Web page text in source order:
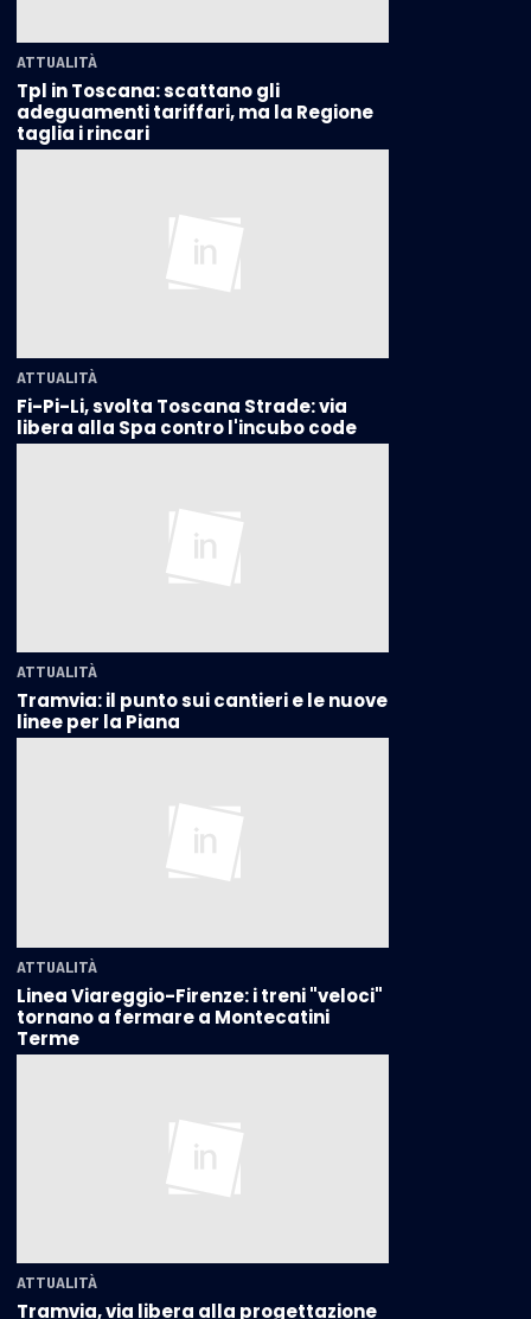
ATTUALITÀ
Tpl in Toscana: scattano gli
adeguamenti tariffari, ma la Regione
taglia i rincari
ATTUALITÀ
Fi-Pi-Li, svolta Toscana Strade: via
libera alla Spa contro l'incubo code
ATTUALITÀ
Tramvia: il punto sui cantieri e le nuove
linee per la Piana
ATTUALITÀ
Linea Viareggio-Firenze: i treni "veloci"
tornano a fermare a Montecatini
Terme
ATTUALITÀ
Tramvia, via libera alla progettazione